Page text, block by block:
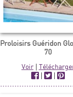
Proloisirs Guéridon
70
Voir|
|
|